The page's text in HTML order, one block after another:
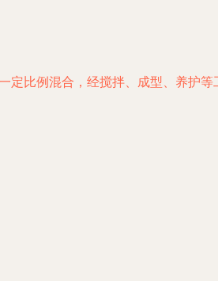
定比例混合，经搅拌、成型、养护